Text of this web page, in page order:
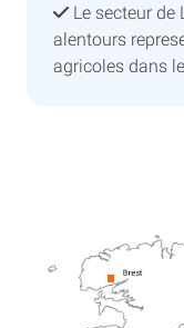
Le secteur de
alentours
agricoles dans